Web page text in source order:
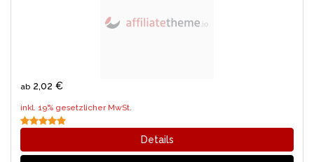
ab 2,02 €
inkl. 19% gesetzlicher MwSt.
Details